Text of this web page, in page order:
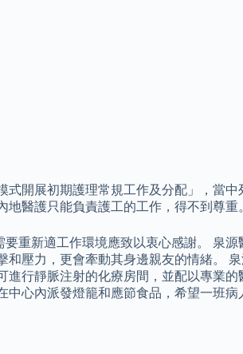
開展初期護理常規工作及分配」，當中
醫護只能負責護工的工作，得不到尊重
重新適工作環境應致以衷心感謝。 泉源
壓力，更會牽動其身邊親友的情緒。
行靜脈注射的化療房間，並配以專業
心內派發燈籠和應節食品，希望一班病